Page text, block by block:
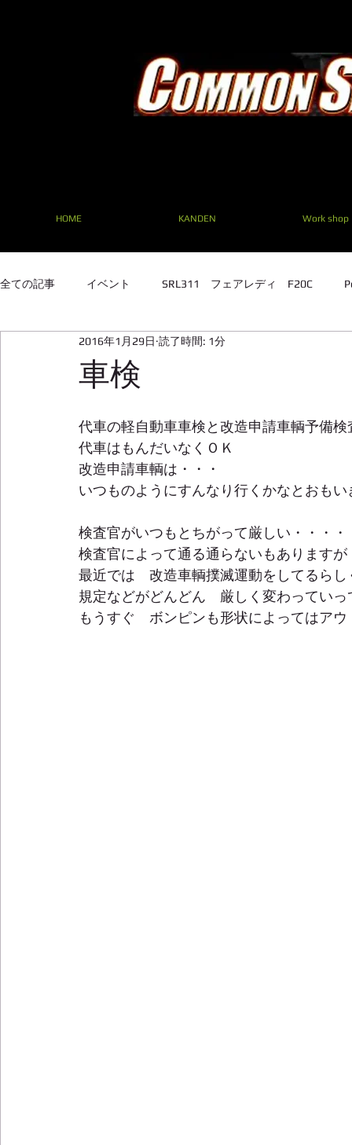
HOME KANDEN Work shop
全ての記事 イベント SRL311 フェアレディ F20C
SRL311 フェアレディ F20C TE27 ２TG
車検
2016年1月29日 読了時間: 1分
代車の軽自動車車検と改造申請車輌予備
代車はもんだいなくＯＫ
改造申請車輌は・・・
いつものようにすんなり行くかなとおも
検査官がいつもとちがって厳しい・・・・
検査官によって通る通らないもありますが
最近では　改造車輌撲滅運動をしてるら
規定などがどんどん　厳しく変わってい
もうすぐ　ボンピンも形状によってはア